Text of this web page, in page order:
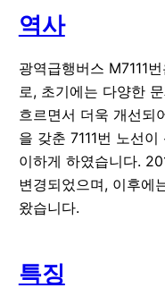
역사
광역급행버스 M7111
로, 초기에는 다양한
흐르면서 더욱 개선되
을 갖춘 7111번 노선
이하게 하였습니다.
변경되었으며, 이후에
왔습니다.
특징